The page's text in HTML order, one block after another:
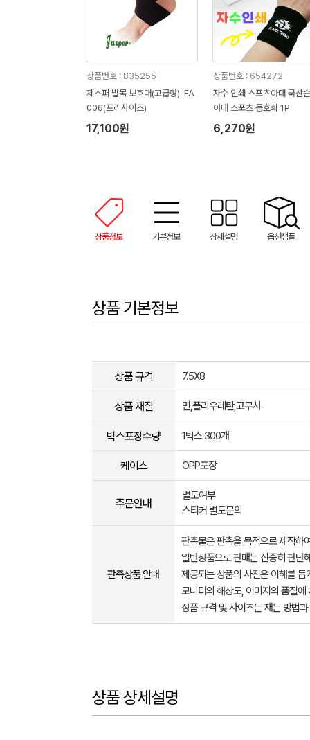
상품번호 : 835255
제스퍼 발목 보호대(고급형)-FA
006(프리사이즈)
17,100원
상품번호 : 654272
자수 인쇄 스포츠아대 국산
아대 스포츠 동호회 1P
6,270원
상품정보 기본정보 상세설명 옵션샘플
상품 기본정보
상품 규격 7.5X8
상품 재질 면,폴리우레탄,고무사
박스포장수량 1박스 300개
케이스 OPP포장
주문안내
별도여부
스티커 별도문의
판촉상품 안내
판촉물은 판촉을 목적으로 제작하
일반상품으로 판매는 신중히 판단
제공되는 상품의 사진은 이해를
모니터의 해상도, 이미지의 품질
상품 규격 및 사이즈는 재는 방법
상품 상세설명